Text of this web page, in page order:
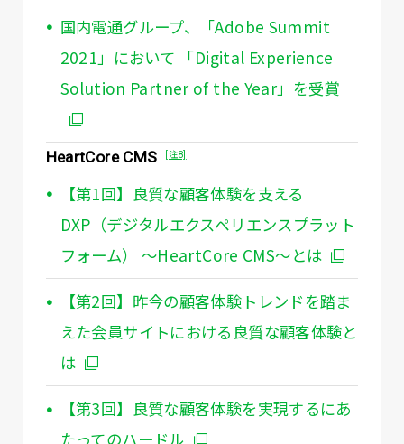
国内電通グループ、「Adobe Summit
2021」において 「Digital Experience
Solution Partner of the Year」を受賞
HeartCore CMS [注8]
【第1回】良質な顧客体験を支える
DXP（デジタルエクスペリエンスプラット
フォーム） ～HeartCore CMS～とは
【第2回】昨今の顧客体験トレンドを踏ま
えた会員サイトにおける良質な顧客体験と
は
【第3回】良質な顧客体験を実現するにあ
たってのハードル